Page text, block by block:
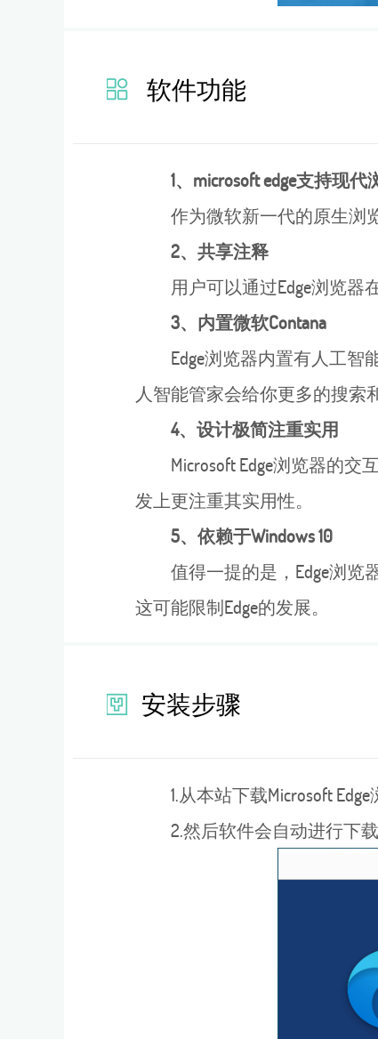
软件功能
1、microsoft edge支持现
作为微软新一代的原生浏
2、共享注释
用户可以通过Edge浏览
3、内置微软Contana
Edge浏览器内置有人工智
人智能管家会给你更多的搜索
4、设计极简注重实用
Microsoft Edge浏览器的
发上更注重其实用性。
5、依赖于Windows 10
值得一提的是，Edge浏览
这可能限制Edge的发展。
安装步骤
1.从本站下载Microsoft
2.然后软件会自动进行下